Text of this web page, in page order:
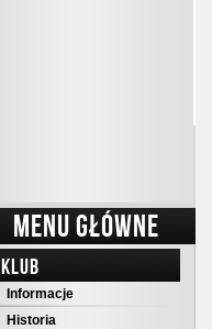
MENU GŁÓWNE
KLUB
Informacje
Historia